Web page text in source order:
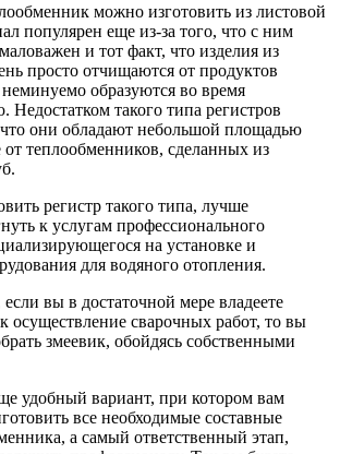
можно изготовить из листовой
популярен еще из-за того, что с ним
и тот факт, что изделия из
просто отчищаются от продуктов
образуются во время
Недостатком такого типа регистров
они обладают небольшой площадью
от теплообменников, сделанных из
регистр такого типа, лучше
к услугам профессионального
на установке и
для водяного отопления.
вы в достаточной мере владеете
осуществление сварочных работ, то вы
змеевик, обойдясь собственными
удобный вариант, при котором вам
все необходимые составные
а самый ответственный этап,